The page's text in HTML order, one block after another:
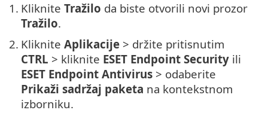
1. Kliknite Tražilo da biste otvorili novi prozor
Tražilo.
2. Kliknite Aplikacije > držite pritisnutim
CTRL > kliknite ESET Endpoint Security ili
ESET Endpoint Antivirus > odaberite
Prikaži sadržaj paketa na kontekstnom
izborniku.